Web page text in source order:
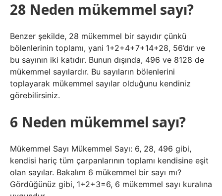
28 Neden mükemmel sayı?
Benzer şekilde, 28 mükemmel bir sayıdır çünkü
bölenlerinin toplamı, yani 1+2+4+7+14+28, 56’dır ve
bu sayının iki katıdır. Bunun dışında, 496 ve 8128 de
mükemmel sayılardır. Bu sayıların bölenlerini
toplayarak mükemmel sayılar olduğunu kendiniz
görebilirsiniz.
6 Neden mükemmel sayı?
Mükemmel Sayı Mükemmel Sayı: 6, 28, 496 gibi,
kendisi hariç tüm çarpanlarının toplamı kendisine eşit
olan sayılar. Bakalım 6 mükemmel bir sayı mı?
Gördüğünüz gibi, 1+2+3=6, 6 mükemmel sayı kuralına